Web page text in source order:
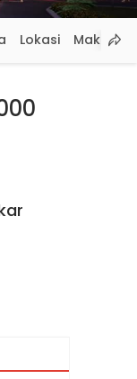
Lokasi